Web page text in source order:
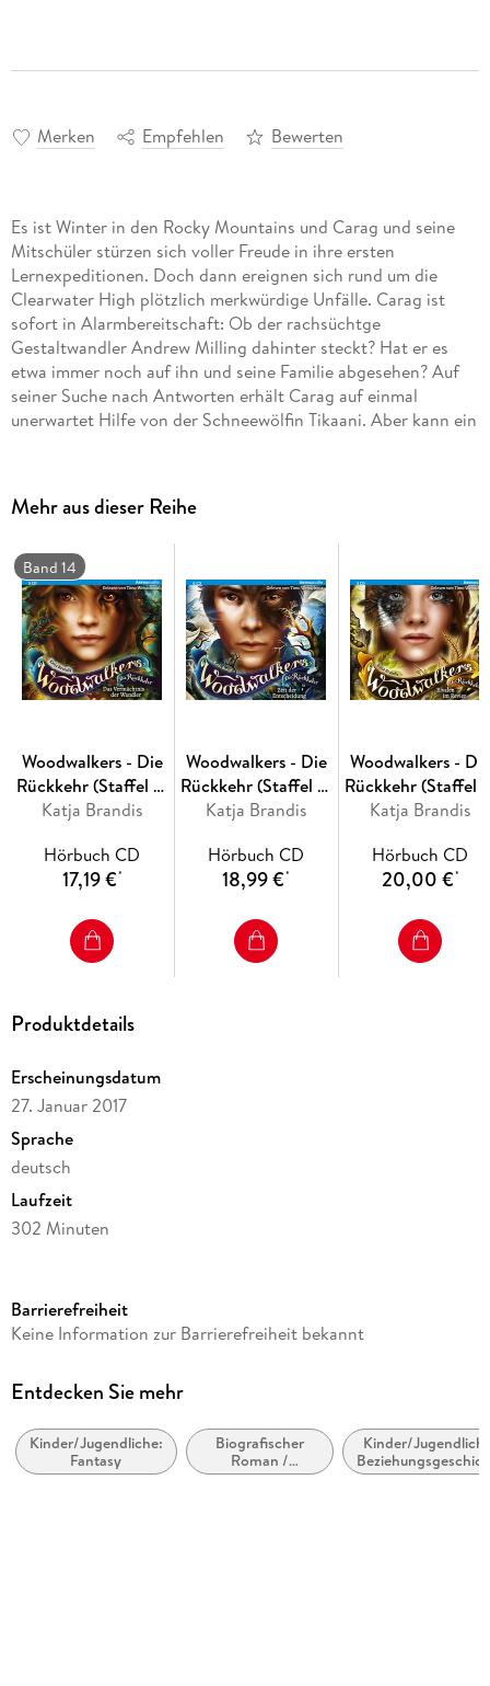
Merken Empfehlen Bewerten
Es ist Winter in den Rocky Mountains und Carag und seine
Mitschüler stürzen sich voller Freude in ihre ersten
Lernexpeditionen. Doch dann ereignen sich rund um die
Clearwater High plötzlich merkwürdige Unfälle. Carag ist
sofort in Alarmbereitschaft: Ob der rachsüchtge
Gestaltwandler Andrew Milling dahinter steckt? Hat er es
etwa immer noch auf ihn und seine Familie abgesehen? Auf
seiner Suche nach Antworten erhält Carag auf einmal
unerwartet Hilfe von der Schneewölfin Tikaani. Aber kann ein
Mehr aus dieser Reihe
Band 14
Woodwalkers - Die
Rückkehr (Staffel 2,
Band 1). Das
Wandler
Katja Brandis
Hörbuch CD
17,19 €*
Woodwalkers - Die
Rückkehr (Staffel 2,
Band 6). Zeit der
Katja Brandis
Hörbuch CD
18,99 €*
Woodwalkers - Die
Rückkehr (Staffel
Band 5). Rivalen
Katja Brandis
Hörbuch CD
20,00 €*
Produktdetails
Erscheinungsdatum
27. Januar 2017
Sprache
deutsch
Laufzeit
302 Minuten
Reihe
Autor/Autorin
Sprecher/Sprecherin
Timo Weisschnur
Barrierefreiheit
Keine Information zur Barrierefreiheit bekannt
Entdecken Sie mehr
Kinder/Jugendliche:
Fantasy
Biografischer
Roman /
Autobiografischer
Kinder/
- Romantik, Liebe